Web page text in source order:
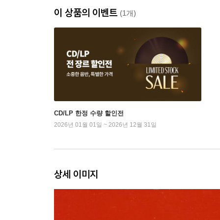
이 상품의 이벤트 (1개)
CD/LP 한정 수량 할인전
2026년 01월 01일 ~ 2026년 12월 31일
상세 이미지